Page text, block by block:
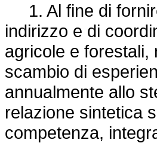
1. Al fine di
indirizzo e di
agricole e forestali,
scambio di
annualmente allo
relazione sintetica
competenza,